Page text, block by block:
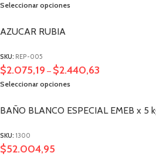
Seleccionar opciones
AZUCAR RUBIA
SKU: REP-005
$2.075,19 – $2.440,63
Seleccionar opciones
BAÑO BLANCO ESPECIAL EMEB x 5
SKU: 1300
$52.004,95